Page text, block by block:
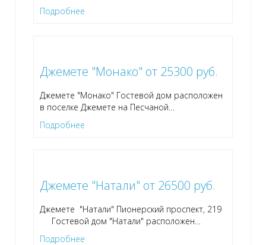
Подробнее
Джемете "Монако" от 25300 руб.
Джемете "Монако" Гостевой дом расположен
в поселке Джемете на Песчаной…
Подробнее
Джемете "Натали" от 26500 руб.
Джемете "Натали" Пионерский проспект, 219
Гостевой дом "Натали" расположен…
Подробнее